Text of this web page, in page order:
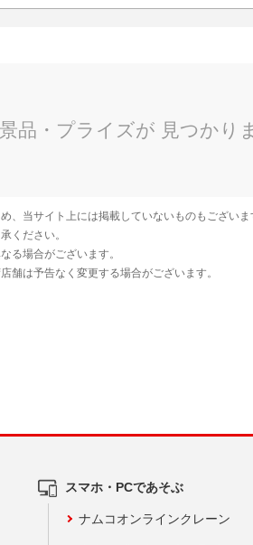
スマホ・PCであそぶ
ナムコオンラインクレーン